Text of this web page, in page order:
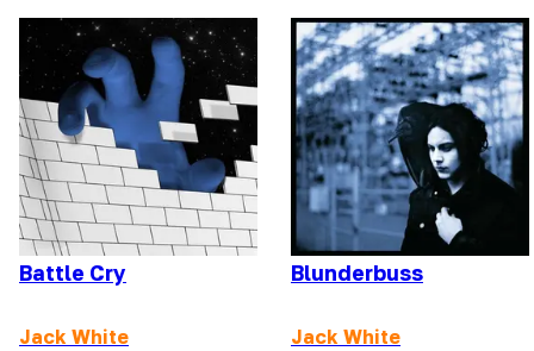
Battle Cry
Jack White
Blunderbuss
Jack White